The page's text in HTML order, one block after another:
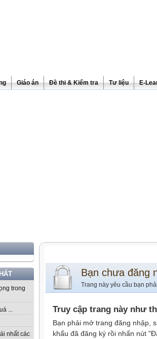
Giáo án Đề thi & Kiểm tra Tư liệu E-
trong
...
nhất các
Bạn chưa đăng
Trang này yêu cầu bạn
Truy cập trang này như
Bạn phải mở trang đăng nhập,
khẩu đã đăng ký rồi nhấn nút